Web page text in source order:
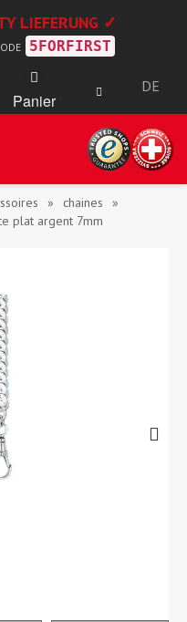
LIEFERUNG ✓
5FORFIRST
Panier
DE
chaines
plat argent 7mm